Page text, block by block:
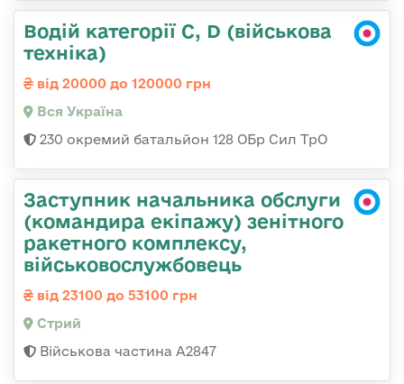
Водій категорії C, D (військова
техніка)
від 20000 до 120000 грн
Вся Україна
230 окремий батальйон 128 ОБр Сил ТрО
Заступник начальника обслуги
(командира екіпажу) зенітного
ракетного комплексу,
військовослужбовець
від 23100 до 53100 грн
Стрий
Військова частина А2847